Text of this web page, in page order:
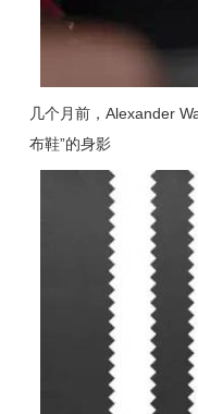
几个月前，Alexander
布鞋”的身影